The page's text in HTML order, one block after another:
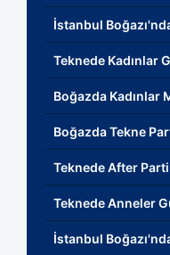
İstanbul
Teknede Kadınlar
Boğazda Kadınlar
Boğazda Tekne
Teknede After Parti
Teknede Anneler
İstanbul